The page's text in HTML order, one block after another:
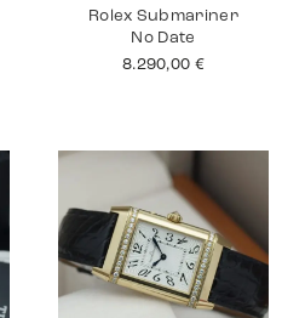
Rolex Submariner
No Date
8.290,00 €